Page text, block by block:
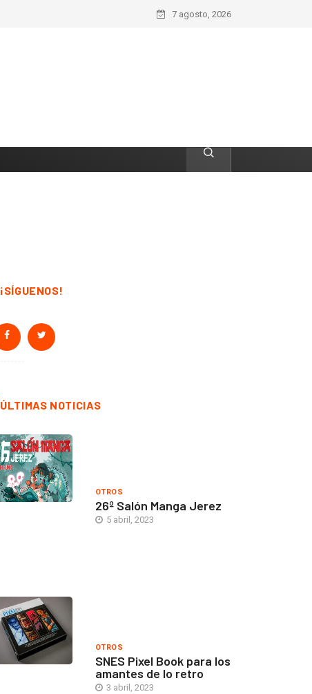
7 agosto, 2026
¡SÍGUENOS!
ÚLTIMAS NOTICIAS
OTROS
26º Salón Manga Jerez
5 abril, 2023
OTROS
SNES Pixel Book para los
amantes de lo retro
3 abril, 2023